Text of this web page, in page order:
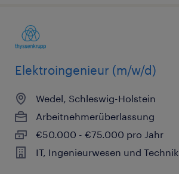
Elektroingenieur (m/w/d)
Wedel, Schleswig-Holstein
Arbeitnehmerüberlassung
€50.000 - €75.000 pro Jahr
IT, Ingenieurwesen und Technik